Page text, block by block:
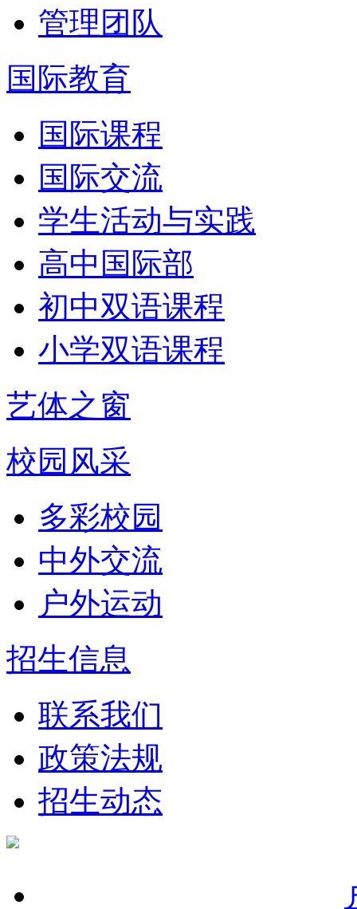
管理团队
国际教育
国际课程
国际交流
学生活动与实践
高中国际部
初中双语课程
小学双语课程
艺体之窗
校园风采
多彩校园
中外交流
户外运动
招生信息
联系我们
政策法规
招生动态